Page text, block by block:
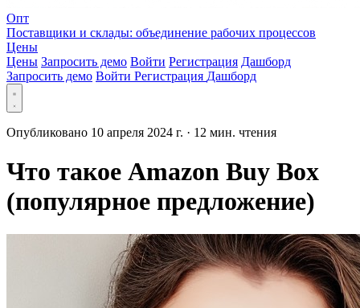
Опт
Поставщики и склады: объединение рабочих процессов
Цены
Цены Запросить демо Войти Регистрация Дашборд
Запросить демо Войти Регистрация Дашборд
Опубликовано 10 апреля 2024 г. · 12 мин. чтения
Что такое Amazon Buy Box
(популярное предложение)